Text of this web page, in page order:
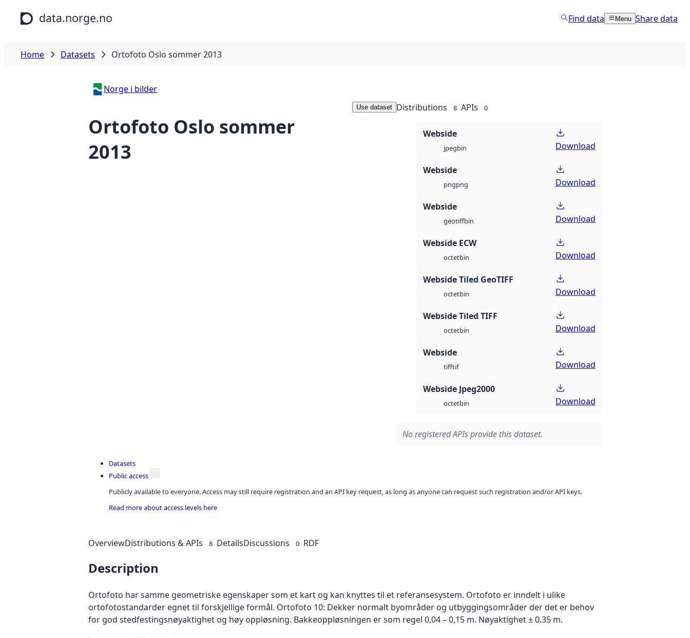
Skip to main content
data.norge.no Find data Menu Share data
Home Datasets Ortofoto Oslo sommer 2013
Norge i bilder
Ortofoto Oslo sommer
2013
Use dataset Distributions 8 APIs 0
Webside
jpegbin Download
Webside
pngpng Download
Webside
geotiffbin Download
Webside ECW
octetbin Download
Webside Tiled GeoTIFF
octetbin Download
Webside Tiled TIFF
octetbin Download
Webside
tifftif Download
Webside Jpeg2000
octetbin Download
No registered APIs provide this dataset.
Datasets
Public access
Publicly available to everyone. Access may still require registration and an API key request, as long as anyone can request such registration and/or API keys.
Read more about access levels here
OverviewDistributions & APIs 8 DetailsDiscussions 0 RDF
Description
Ortofoto har samme geometriske egenskaper som et kart og kan knyttes til et referansesystem. Ortofoto er inndelt i ulike
ortofotostandarder egnet til forskjellige formål. Ortofoto 10: Dekker normalt byområder og utbyggingsområder der det er behov
for god stedfestingsnøyaktighet og høy oppløsning. Bakkeoppløsningen er som regel 0,04 – 0,15 m. Nøyaktighet ± 0.35 m.